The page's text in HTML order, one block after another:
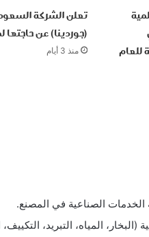
للعام
تعلن الشركة
(جوردينا) عن
منذ 3 أيام
الخدمات الصناعية في المصنع.
المياه، التبريد،